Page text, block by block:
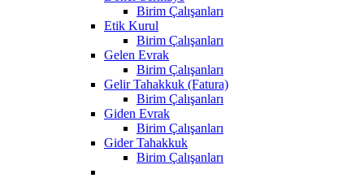
Birim Çalışanları
Etik Kurul
Birim Çalışanları
Gelen Evrak
Birim Çalışanları
Gelir Tahakkuk (Fatura)
Birim Çalışanları
Giden Evrak
Birim Çalışanları
Gider Tahakkuk
Birim Çalışanları